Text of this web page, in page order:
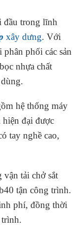
đầu trong lĩnh
xây dưng. Với
phối các sản
nhựa chất
hệ thống máy
hiện đại được
tay nghề cao,
tải chở sắt
tận công trình.
phí, đồng thời